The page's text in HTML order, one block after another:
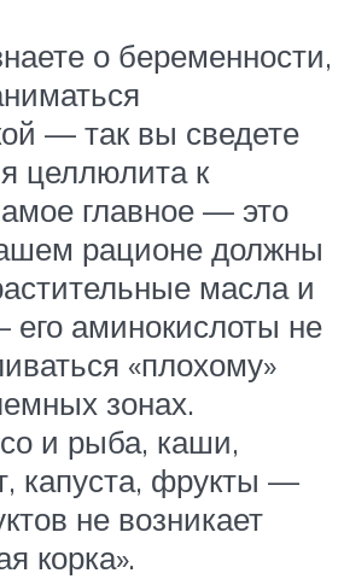
о беременности,
— так вы сведете
целлюлита к
главное — это
рационе должны
масла и
аминокислоты не
«плохому»
зонах.
и рыба, каши,
капуста, фрукты —
не возникает
корка».